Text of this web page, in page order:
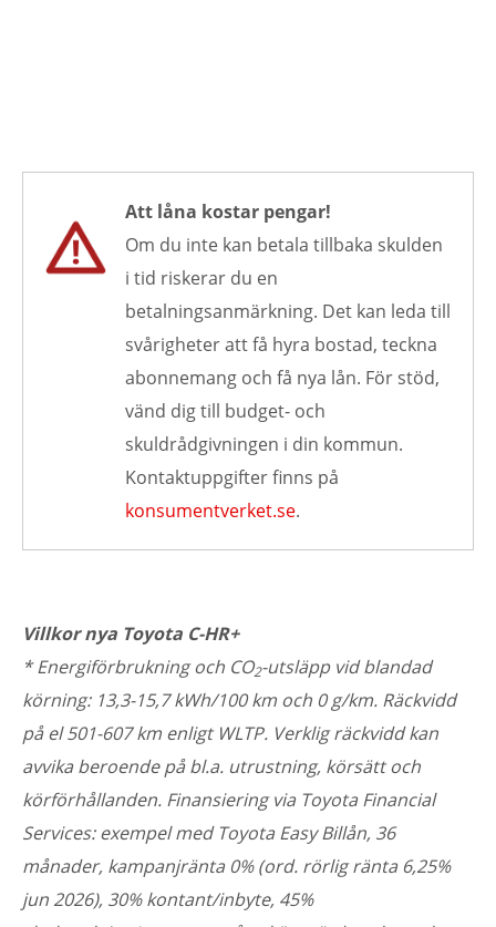
Att låna kostar pengar!
Om du inte kan betala tillbaka skulden
i tid riskerar du en
betalningsanmärkning. Det kan leda till
svårigheter att få hyra bostad, teckna
abonnemang och få nya lån. För stöd,
vänd dig till budget- och
skuldrådgivningen i din kommun.
Kontaktuppgifter finns på
konsumentverket.se.
Villkor nya Toyota C-HR+
* Energiförbrukning och CO2-utsläpp vid blandad
körning: 13,3-15,7 kWh/100 km och 0 g/km. Räckvidd
på el 501-607 km enligt WLTP. Verklig räckvidd kan
avvika beroende på bl.a. utrustning, körsätt och
körförhållanden. Finansiering via Toyota Financial
Services: exempel med Toyota Easy Billån, 36
månader, kampanjränta 0% (ord. rörlig ränta 6,25%
jun 2026), 30% kontant/inbyte, 45%